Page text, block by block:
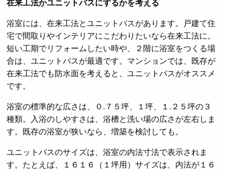
在来工法かユニットバスにするかを考える
浴室には、在来工法とユニットバスがあります。戸建て住
宅で間取りやインテリアにこだわりたいなら在来工法に。
短い工期でリフォームしたい時や、２階に浴室をつくる場
合は、ユニットバスが最適です。マンションでは、既存が
在来工法でも防水面を考えると、ユニットバスがオススメ
です。
浴室の標準的な広さは、０.７５坪、１坪、１.２５坪の３
種類。入浴のしやすさは、浴槽と洗い場の広さが左右しま
す。既存の浴室が狭いなら、増築を検討しても。
ユニットバスのサイズは、浴室の内法寸法で表示されま
す。たとえば、１６１６（１坪用）サイズは、内法が１６